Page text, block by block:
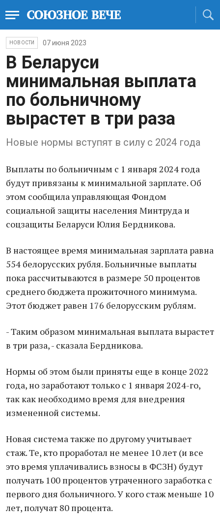
НОВОСТИ 07 июня 2023
В Беларуси
минимальная выплата
по больничному
вырастет в три раза
Новые нормы вступят в силу с 2024 года
Выплаты по больничным с 1 января 2024 года
будут привязаны к минимальной зарплате. Об
этом сообщила управляющая Фондом
социальной защиты населения Минтруда и
соцзащиты Беларуси Юлия Бердникова.
В настоящее время минимальная зарплата равна
554 белорусских рубля. Больничные выплаты
пока рассчитываются в размере 50 процентов
среднего бюджета прожиточного минимума.
Этот бюджет равен 176 белорусским рублям.
- Таким образом минимальная выплата вырастет
в три раза, - сказала Бердникова.
Нормы об этом были приняты еще в конце 2022
года, но заработают только с 1 января 2024-го,
так как необходимо время для внедрения
измененной системы.
Новая система также по другому учитывает
стаж. Те, кто проработал не менее 10 лет (и все
это время уплачивались взносы в ФСЗН) будут
получать 100 процентов утраченного заработка с
первого дня больничного. У кого стаж меньше 10
лет, получат 80 процента.